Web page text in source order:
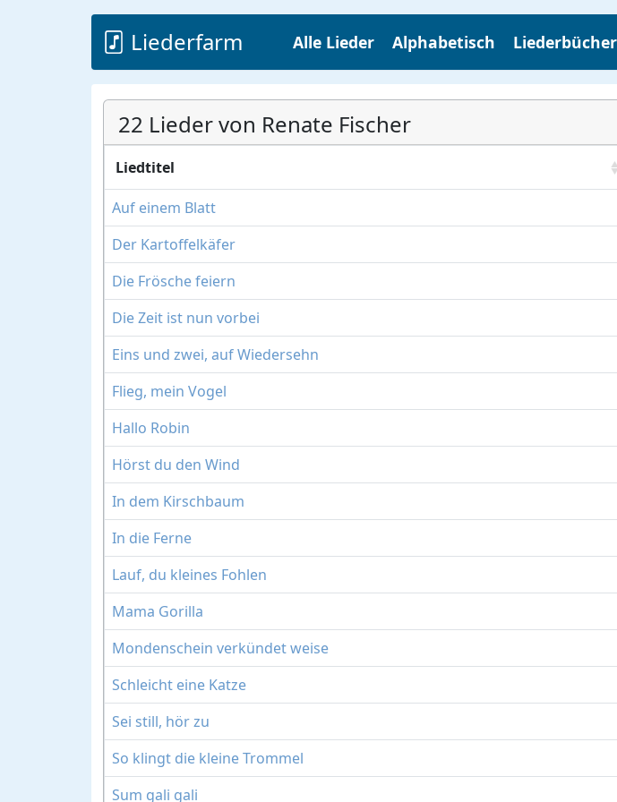
Liederfarm Alle Lieder Alphabetisch Liederbücher
22 Lieder von Renate Fischer
Liedtitel
Auf einem Blatt
Der Kartoffelkäfer
Die Frösche feiern
Die Zeit ist nun vorbei
Eins und zwei, auf Wiedersehn
Flieg, mein Vogel
Hallo Robin
Hörst du den Wind
In dem Kirschbaum
In die Ferne
Lauf, du kleines Fohlen
Mama Gorilla
Mondenschein verkündet weise
Schleicht eine Katze
Sei still, hör zu
So klingt die kleine Trommel
Sum gali gali